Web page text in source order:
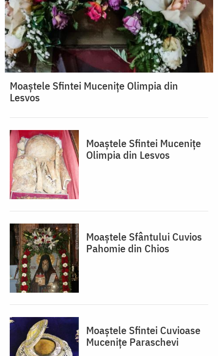
Moaștele Sfintei Mucenițe Olimpia din
Lesvos
Moaștele Sfintei Mucenițe
Olimpia din Lesvos
Moaștele Sfântului Cuvios
Pahomie din Chios
Moaștele Sfintei Cuvioase
Mucenițe Paraschevi